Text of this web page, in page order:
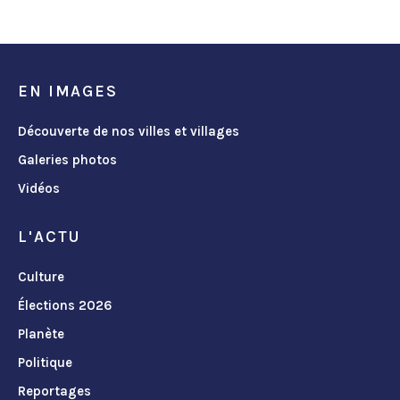
EN IMAGES
Découverte de nos villes et villages
Galeries photos
Vidéos
L'ACTU
Culture
Élections 2026
Planète
Politique
Reportages